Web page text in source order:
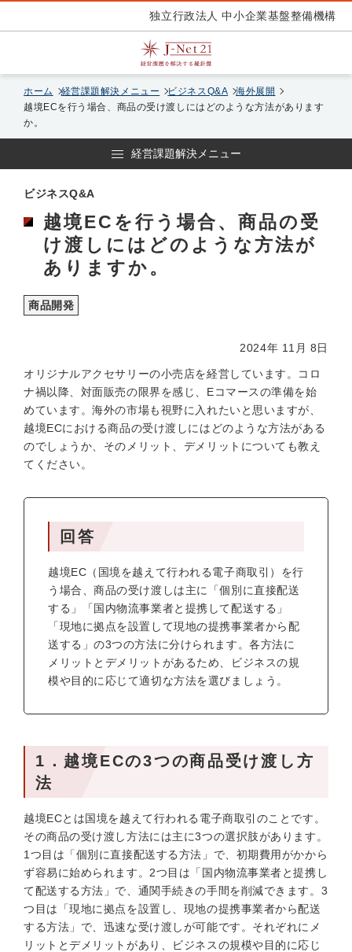
独立行政法人 中小企業基盤整備機構
ホーム 経営課題解決メニュー ビジネスQ&A
海外展開
越境ECを行う場合、商品の受け渡しにはどのような方法があります
か。
経営課題解決メニュー
ビジネスQ&A
越境ECを行う場合、商品の受
け渡しにはどのような方法が
ありますか。
商品開発
2024年 11月 8日
オリジナルアクセサリーの小売店を経営しています。コロ
ナ禍以降、対面販売の限界を感じ、Eコマースの準備を始
めています。海外の市場も視野に入れたいと思いますが、
越境ECにおける商品の受け渡しにはどのような方法がある
のでしょうか、そのメリット、デメリットについても教え
てください。
回答
越境EC（国境を越えて行われる電子商取引）を行
う場合、商品の受け渡しは主に「個別に直接配送
する」「国内物流事業者と提携して配送する」
「現地に拠点を設置して現地の提携事業者から配
送する」の3つの方法に分けられます。各方法に
メリットとデメリットがあるため、ビジネスの規
模や目的に応じて適切な方法を選びましょう。
1．越境ECの3つの商品受け渡し方
法
越境ECとは国境を越えて行われる電子商取引のことです。
その商品の受け渡し方法には主に3つの選択肢があります。
1つ目は「個別に直接配送する方法」で、初期費用がかから
ず容易に始められます。2つ目は「国内物流事業者と提携し
て配送する方法」で、通関手続きの手間を削減できます。3
つ目は「現地に拠点を設置し、現地の提携事業者から配送
する方法」で、迅速な受け渡しが可能です。それぞれにメ
リットとデメリットがあり、ビジネスの規模や目的に応じ